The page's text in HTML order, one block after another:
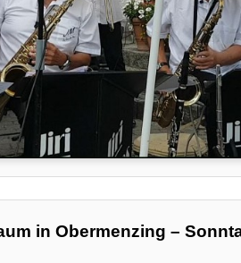
in Obermenzing –